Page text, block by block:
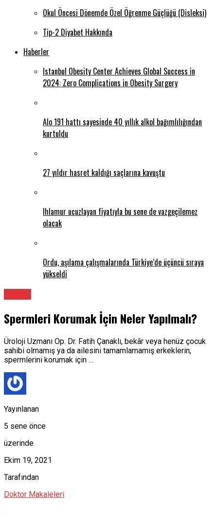
Okul Öncesi Dönemde Özel Öğrenme Güçlüğü (Disleksi)
Tip-2 Diyabet Hakkında
Haberler
Istanbul Obesity Center Achieves Global Success in
2024: Zero Complications in Obesity Surgery
Alo 191 hattı sayesinde 40 yıllık alkol bağımlılığından
kurtuldu
27 yıldır hasret kaldığı saçlarına kavuştu
Ihlamur ucuzlayan fiyatıyla bu sene de vazgeçilemez
olacak
Ordu, aşılama çalışmalarında Türkiye’de üçüncü sıraya
yükseldi
Spermleri Korumak İçin Neler Yapılmalı?
Üroloji Uzmanı Op. Dr. Fatih Çanaklı, bekâr veya henüz çocuk
sahibi olmamış ya da ailesini tamamlamamış erkeklerin,
spermlerini korumak için …
Yayınlanan
5 sene önce
üzerinde
Ekim 19, 2021
Tarafından
Doktor Makaleleri